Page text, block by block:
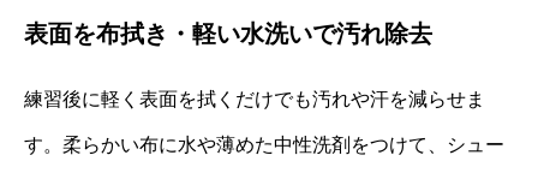
表面を布拭き・軽い水洗いで汚れ除去
練習後に軽く表面を拭くだけでも汚れや汗を減らせま
す。柔らかい布に水や薄めた中性洗剤をつけて、シュー